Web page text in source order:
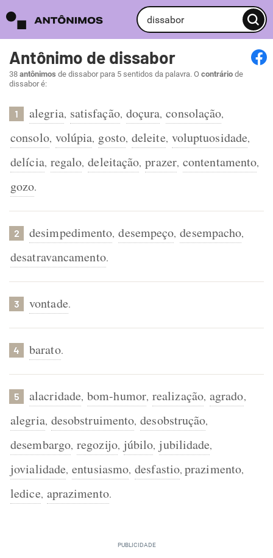
Antônimo de dissabor
38 antônimos de dissabor para 5 sentidos da palavra. O contrário de
dissabor é:
1 alegria, satisfação, doçura, consolação,
consolo, volúpia, gosto, deleite, voluptuosidade,
delícia, regalo, deleitação, prazer, contentamento,
gozo.
2 desimpedimento, desempeço, desempacho,
desatravancamento.
3 vontade.
4 barato.
5 alacridade, bom-humor, realização, agrado,
alegria, desobstruimento, desobstrução,
desembargo, regozijo, júbilo, jubilidade,
jovialidade, entusiasmo, desfastio,prazimento,
ledice, aprazimento.